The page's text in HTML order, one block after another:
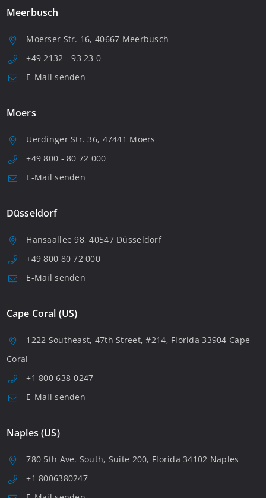
Meerbusch
Moerser Str. 16, 40667 Meerbusch
+49 2132 - 93 23 0
E-Mail senden
Moers
Uerdinger Str. 36, 47441 Moers
+49 800 - 80 72 000
E-Mail senden
Düsseldorf
Hansaallee 98, 40547 Düsseldorf
+49 800 80 72 000
E-Mail senden
Cape Coral (US)
1222 Southeast, 47th Street, #214, Florida 33904 Cape
Coral
+1 800 638-0247
E-Mail senden
Naples (US)
780 5th Ave. South, Suite 200, Florida 34102 Naples
+1 8006380247